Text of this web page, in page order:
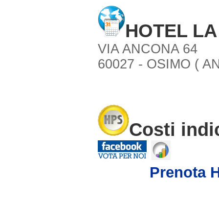
HOTEL
VIA ANCONA 64
60027 - OSIMO (
Costi
Prenota